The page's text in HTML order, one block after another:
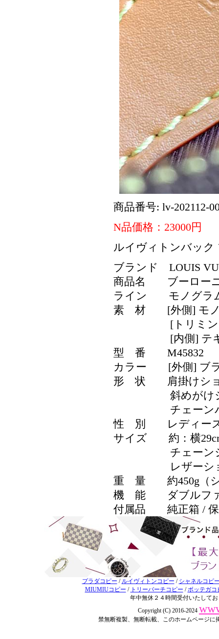
商品番号: lv-202112-
N品価格：23000円
ルイヴィトンバック
ブランド LOUIS
商品名 ブーロー
ライン モノグラ
素 材 [外側] モノ
[トリミング]
[内側] テキ
型 番 M45832
カラー [外側] ブ
形 状 肩掛けショ
斜めがけショ
チェーンバ
性 別 レディー
サイズ 約：横29cm
チェーンショ
レザーショルダ
重 量 約450g（シ
機 能 ダブルファ
付属品 純正箱 / 保
プラダコピー / ルイヴィトンコピー / シャネルコピ
MIUMIUコピー / トリーバーチコピー /ボッテガコ
年中無休２４時間受付いたして
Copyright (C) 2016-2024
禁無断複製、無断転載、このホームページ